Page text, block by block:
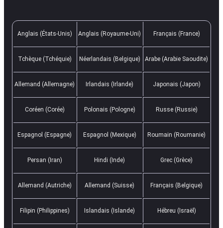
Anglais (États-Unis) Anglais (Royaume-Uni) Français (France)
Tchèque (Tchéquie) Néerlandais (Belgique) Arabe (Arabie Saoudite)
Allemand (Allemagne) Irlandais (Irlande) Japonais (Japon)
Coréen (Corée) Polonais (Pologne) Russe (Russie)
Espagnol (Espagne) Espagnol (Mexique) Roumain (Roumanie)
Persan (Iran) Hindi (Inde) Grec (Grèce)
Allemand (Autriche) Allemand (Suisse) Français (Belgique)
Filipin (Philippines) Islandais (Islande) Hébreu (Israël)